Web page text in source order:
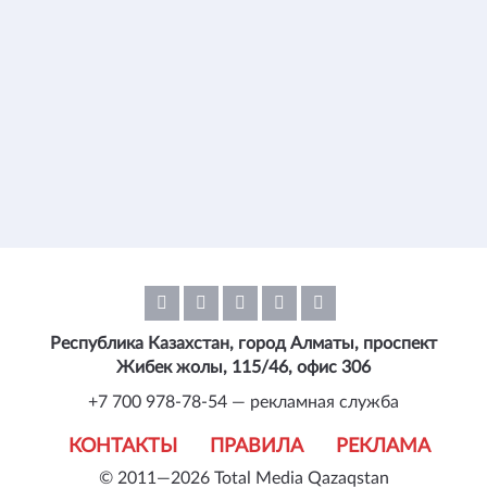
© 2011—2026 Total Media Qazaqstan
КОНТАКТЫ ПРАВИЛА РЕКЛАМА
Республика Казахстан, город Алматы, проспект
Жибек жолы, 115/46, офис 306
+7 700 978-78-54 — рекламная служба